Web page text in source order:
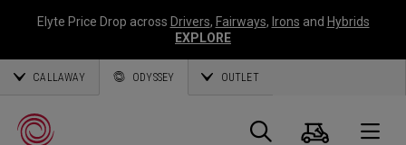
Elyte Price Drop across Drivers, Fairways, Irons and Hybrids
EXPLORE
CALLAWAY ODYSSEY OUTLET
Panier